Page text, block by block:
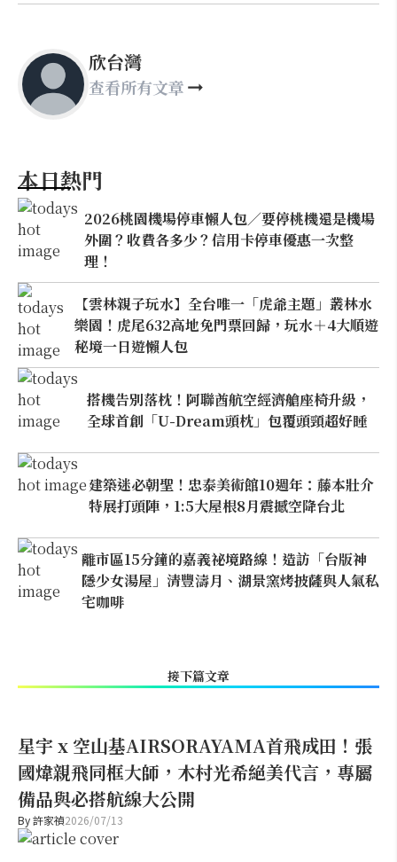
欣台灣
查看所有文章
本日熱門
2026桃園機場停車懶人包／要停桃機還是機場
外圍？收費各多少？信用卡停車優惠一次整
理！
【雲林親子玩水】全台唯一「虎爺主題」叢林水
樂園！虎尾632高地免門票回歸，玩水＋4大順遊
秘境一日遊懶人包
搭機告別落枕！阿聯酋航空經濟艙座椅升級，
全球首創「U-Dream頭枕」包覆頭頸超好睡
建築迷必朝聖！忠泰美術館10週年：藤本壯介
特展打頭陣，1:5大屋根8月震撼空降台北
離市區15分鐘的嘉義祕境路線！造訪「台版神
隱少女湯屋」清豐濤月、湖景窯烤披薩與人氣私
宅咖啡
接下篇文章
星宇 x 空山基AIRSORAYAMA首飛成田！張
國煒親飛同框大師，木村光希絕美代言，專屬
備品與必搭航線大公開
By許家禎2026/07/13